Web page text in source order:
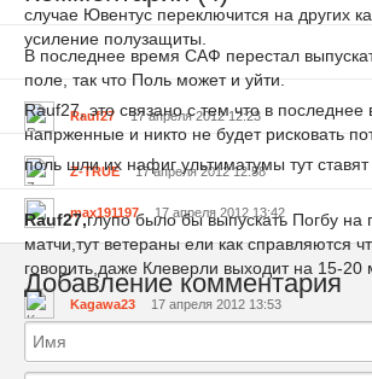
случае Ювентус переключится на других
усиление полузащиты.
В последнее время САФ перестал
поле, так что Поль может и уйти.
Rauf27 17 апреля 2012 12:23
Rauf27, это связано с тем что в последнее
напрженные и никто не будет рисковать
Z-TRUE 17 апреля 2012 12:58
поль шли их нафиг ультиматумы тут ставят
max191197 17 апреля 2012 13:42
Rauf27,глупо было бы выпускать Погбу на
матчи,тут ветераны ели как справляются
говорить,даже Клеверли выходит на 15-20
Kagawa23 17 апреля 2012 13:53
Добавление комментария